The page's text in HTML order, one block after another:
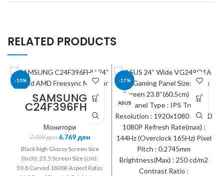
RELATED PRODUCTS
-10%
SAMSUNGSAMSUNG
C24F396FHU
24“ Curved
AMD Freesync
Monitor
Монитори
7.499ден 6.769ден
Black high Glossy Screen Size
(Inch): 23.5 Screen Size (cm):
59.8 Curved 1800R Aspect Ratio:
-17%
ASUS